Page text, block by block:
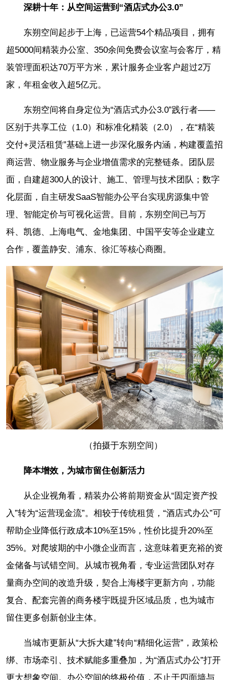
深耕十年：从空间运营到“酒店式办公3.0”
东朔空间起步于上海，已运营54个精品项目，拥有
超5000间精装办公室、350余间免费会议室与会客厅，精
装管理面积达70万平方米，累计服务企业客户超过2万
家，年租金收入超5亿元。
东朔空间将自身定位为“酒店式办公3.0”践行者——
区别于共享工位（1.0）和标准化精装（2.0），在“精装
交付+灵活租赁”基础上进一步深化服务内涵，构建覆盖招
商运营、物业服务与企业增值需求的完整链条。团队层
面，自建超300人的设计、施工、管理与技术团队；数字
化层面，自主研发SaaS智能办公平台实现房源集中管
理、智能定价与可视化运营。目前，东朔空间已与万
科、凯德、上海电气、金地集团、中国平安等企业建立
合作，覆盖静安、浦东、徐汇等核心商圈。
（拍摄于东朔空间）
降本增效，为城市留住创新活力
从企业视角看，精装办公将前期资金从“固定资产投
入”转为“运营现金流”。相较于传统租赁，“酒店式办公”可
帮助企业降低行政成本10%至15%，性价比提升20%至
35%。对爬坡期的中小微企业而言，这意味着更充裕的资
金储备与试错空间。从城市视角看，专业运营团队对存
量商办空间的改造升级，契合上海楼宇更新方向，功能
复合、配套完善的商务楼宇既提升区域品质，也为城市
留住更多创新创业主体。
当城市更新从“大拆大建”转向“精细化运营”，政策松
绑、市场牵引、技术赋能多重叠加，为“酒店式办公”打开
更大想象空间。办公空间的终极价值，不止于四面墙与